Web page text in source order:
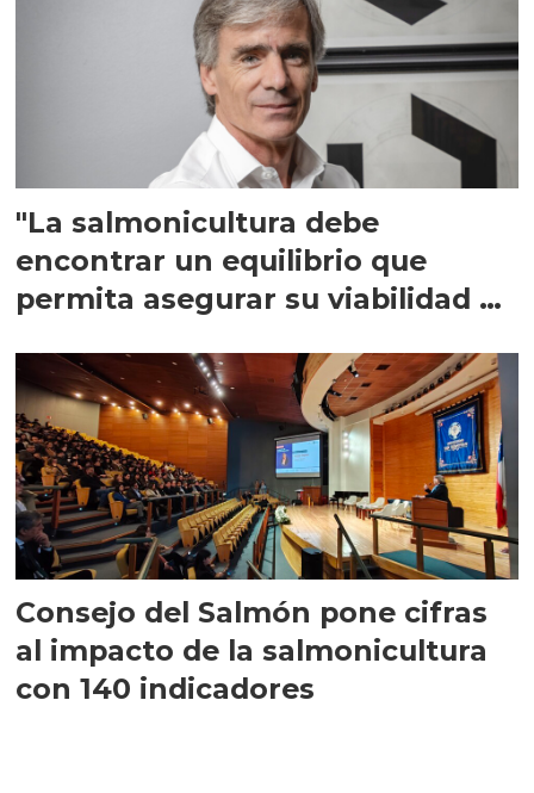
"La salmonicultura debe
encontrar un equilibrio que
permita asegurar su viabilidad de
Consejo del Salmón pone cifras
al impacto de la salmonicultura
con 140 indicadores